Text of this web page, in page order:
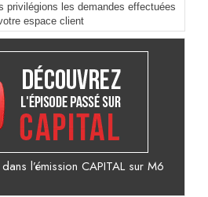
privilégions les demandes effectuées
espace client
l’émission CAPITAL sur M6